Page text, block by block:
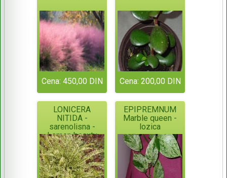
Cena: 450,00 DIN Cena: 200,00 DIN
LONICERA
NITIDA -
sarenolisna -
Lemon beauty
EPIPREMNUM
Marble queen -
lozica